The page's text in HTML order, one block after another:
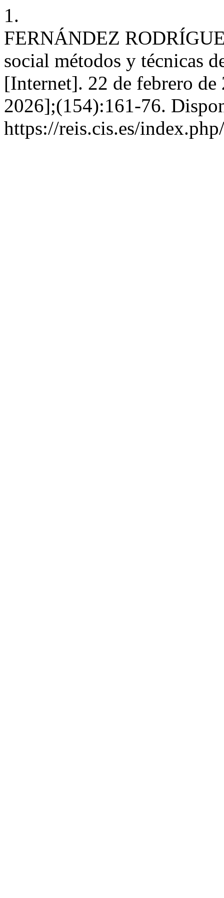
1.
FERNÁNDEZ
social métodos y técnicas
[Internet]. 22 de febrero
2026];(154):161-76.
https://reis.cis.es/